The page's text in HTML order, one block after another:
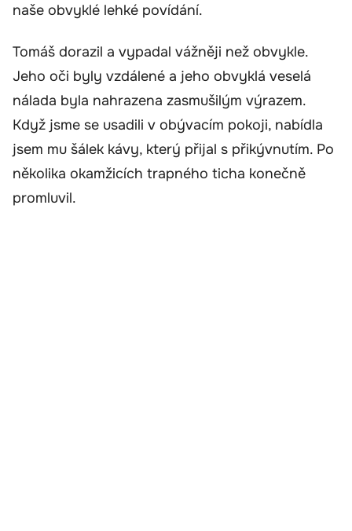
naše obvyklé lehké povídání.
Tomáš dorazil a vypadal vážněji než obvykle.
Jeho oči byly vzdálené a jeho obvyklá veselá
nálada byla nahrazena zasmušilým výrazem.
Když jsme se usadili v obývacím pokoji, nabídla
jsem mu šálek kávy, který přijal s přikývnutím. Po
několika okamžicích trapného ticha konečně
promluvil.